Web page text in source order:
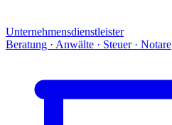
Unternehmensdienstleister
Beratung · Anwälte · Steuer · Notare